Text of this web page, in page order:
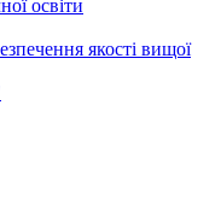
освіти
якості вищої